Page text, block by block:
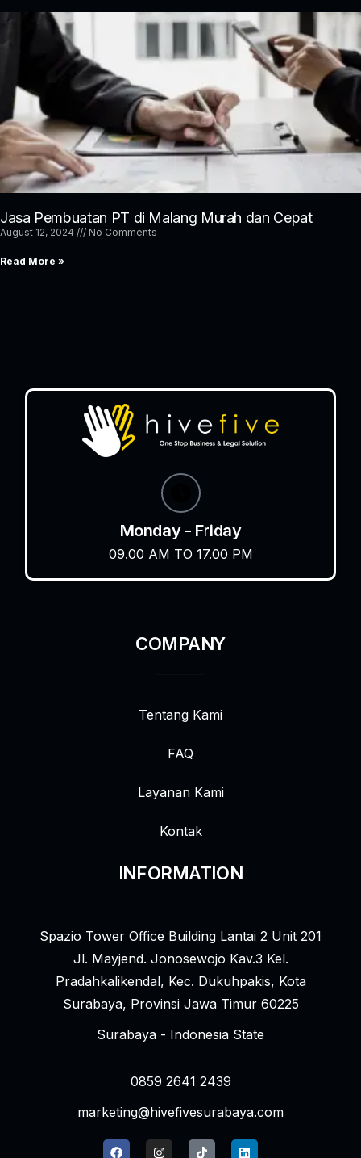
Jasa Pembuatan PT di Malang Murah dan Cepat
August 12, 2024 No Comments
Read More »
Monday - Friday
09.00 AM TO 17.00 PM
COMPANY
Tentang Kami
FAQ
Layanan Kami
Kontak
INFORMATION
Spazio Tower Office Building Lantai 2 Unit 201
Jl. Mayjend. Jonosewojo Kav.3 Kel.
Pradahkalikendal, Kec. Dukuhpakis, Kota
Surabaya, Provinsi Jawa Timur 60225
Surabaya - Indonesia State
0859 2641 2439
marketing@hivefivesurabaya.com